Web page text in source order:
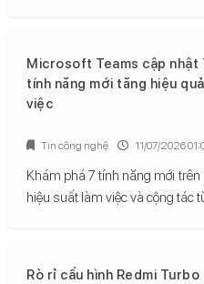
Microsoft Teams cập nhật
tính năng mới tăng hiệu
việc
Khám phá 7 tính năng mới
hiệu suất làm việc và cộng tác
Tin công nghệ 11/07/2026
Rò rỉ cấu hình Redmi Turbo